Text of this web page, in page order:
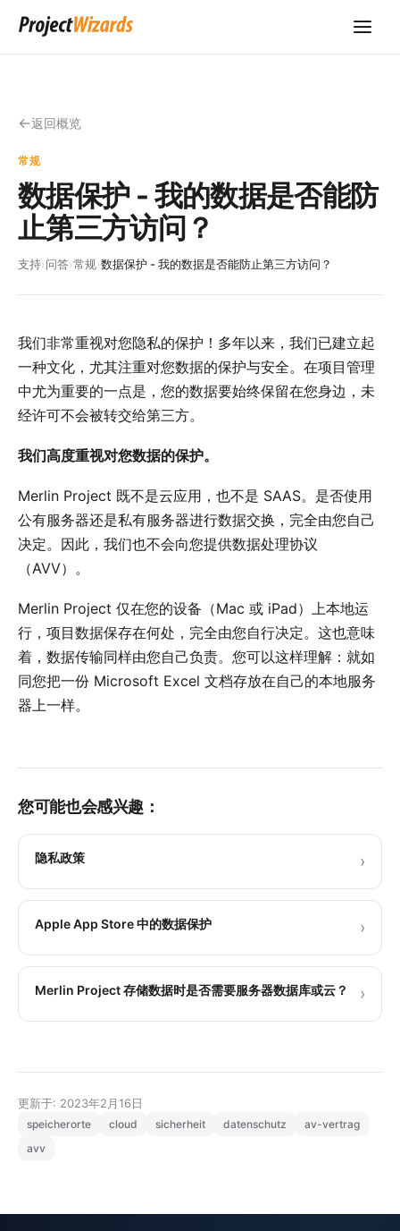
返回概览
常规
数据保护 - 我的数据是否能防
止第三方访问？
支持›问答›常规›数据保护 - 我的数据是否能防止第三方访问？
我们非常重视对您隐私的保护！多年以来，我们已建立起
一种文化，尤其注重对您数据的保护与安全。在项目管理
中尤为重要的一点是，您的数据要始终保留在您身边，未
经许可不会被转交给第三方。
我们高度重视对您数据的保护。
Merlin Project 既不是云应用，也不是 SAAS。是否使用
公有服务器还是私有服务器进行数据交换，完全由您自己
决定。因此，我们也不会向您提供数据处理协议
（AVV）。
Merlin Project 仅在您的设备（Mac 或 iPad）上本地运
行，项目数据保存在何处，完全由您自行决定。这也意味
着，数据传输同样由您自己负责。您可以这样理解：就如
同您把一份 Microsoft Excel 文档存放在自己的本地服务
器上一样。
您可能也会感兴趣：
隐私政策 ›
Apple App Store 中的数据保护 ›
Merlin Project 存储数据时是否需要服务器数据库或云？ ›
更新于: 2023年2月16日
speicherorte cloud sicherheit datenschutz
av-vertrag
avv